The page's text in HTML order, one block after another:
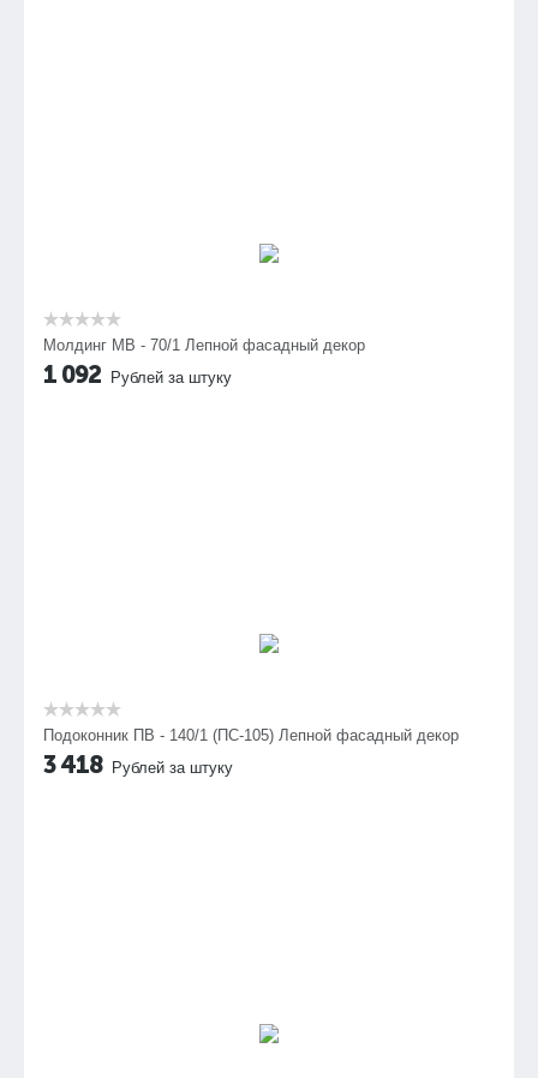
Молдинг МВ - 70/1 Лепной фасадный декор
1 092 Рублей за штуку
Подоконник ПВ - 140/1 (ПС-105) Лепной фасадный декор
3 418 Рублей за штуку